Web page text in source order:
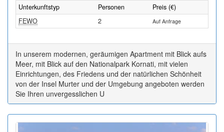
Unterkunftstyp Personen
Preis (€)
FEWO
2 Auf Anfrage
In unserem modernen, geräumigen Apartment mit Blick aufs
Meer, mit Blick auf den Nationalpark Kornati, mit vielen
Einrichtungen, des Friedens und der natürlichen Schönheit
von der Insel Murter und der Umgebung angeboten werden
Sie Ihren unvergesslichen U